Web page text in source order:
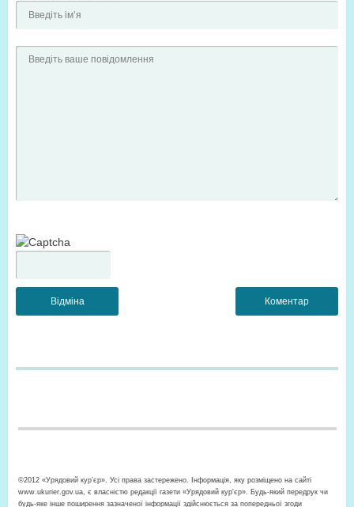
©2012 «Урядовий кур’єр». Усі права застережено. Інформація, яку розміщено на сайті
www.ukurier.gov.ua, є власністю редакції газети «Урядовий кур'єр». Будь-який передрук чи
будь-яке інше поширення зазначеної інформації здійснюється за попередньої згоди